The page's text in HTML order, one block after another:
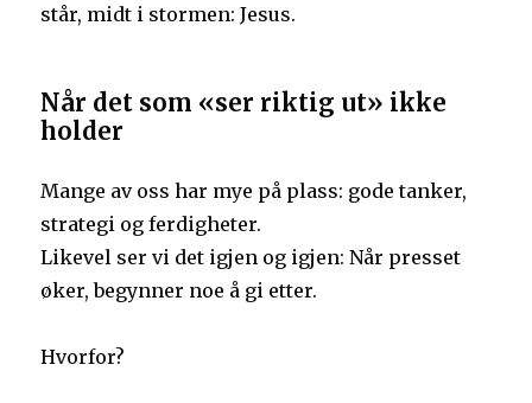
står, midt i stormen: Jesus.
Når det som «ser riktig ut» ikke
holder
Mange av oss har mye på plass: gode tanker,
strategi og ferdigheter.
Likevel ser vi det igjen og igjen: Når presset
øker, begynner noe å gi etter.
Hvorfor?